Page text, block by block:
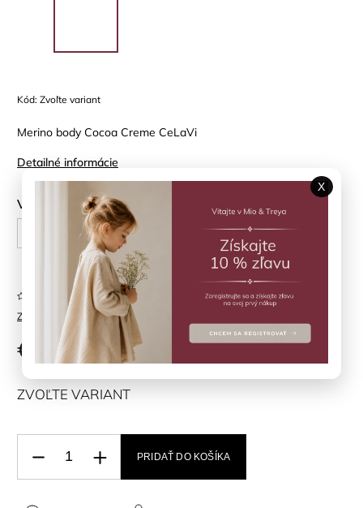
Kód: Zvoľte variant
Merino body Cocoa Creme CeLaVi
Detailné informácie
Veľkosť
70 cm 90 cm
Značka: CeLaVi
Neohodnotené
€39,90
ZVOĽTE VARIANT
PRIDAŤ DO KOŠÍKA
X